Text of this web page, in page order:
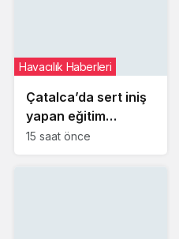
Çatalca’da sert iniş
yapan eğitim
uçağındaki öğrenci
Havacılık Haberleri
15 saat önce